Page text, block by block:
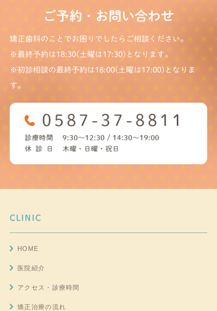
ご予約・お問い合わせ
矯正歯科のことでお困りでしたらご相談ください。
※最終予約は18:30(土曜は17:30)となります。
※初診相談の最終予約は18:00(土曜は17:00)となりま
す。
CLINIC
HOME
医院紹介
アクセス・診療時間
矯正治療の流れ